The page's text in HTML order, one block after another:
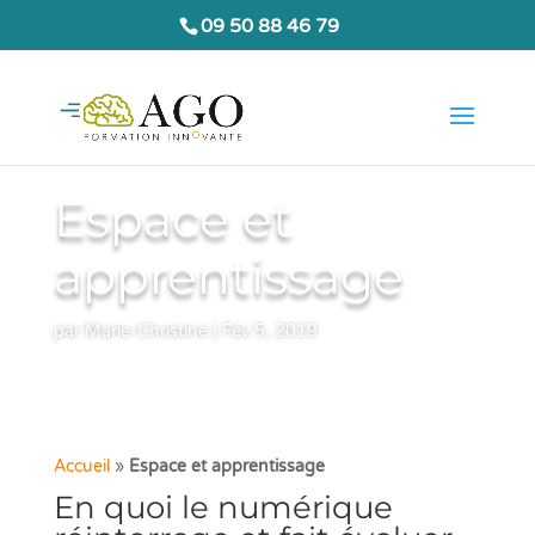
09 50 88 46 79
Espace et
apprentissage
par Marie-Christine Fév 5, 2019
Accueil» Espace et apprentissage
En quoi le numérique